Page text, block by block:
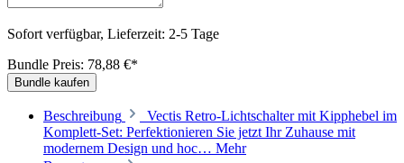
Sofort verfügbar, Lieferzeit: 2-5 Tage
Bundle Preis: 78,88 €*
Bundle kaufen
Beschreibung
Vectis Retro-Lichtschalter mit Kipphebel im
Komplett-Set: Perfektionieren Sie jetzt Ihr Zuhause mit
modernem Design und hoc… Mehr